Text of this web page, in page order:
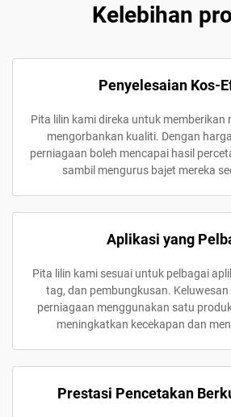
Kelebihan
Penyelesaian Kos-
Pita lilin kami direka untuk memberikan
mengorbankan kualiti. Dengan
perniagaan boleh mencapai hasil
sambil mengurus bajet mereka
Aplikasi yang
Pita lilin kami sesuai untuk pelbagai
tag, dan pembungkusan.
perniagaan menggunakan satu
meningkatkan kecekapan dan
Prestasi Pencetakan